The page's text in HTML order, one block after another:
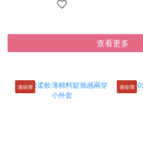
查看更多
連線價 連線價